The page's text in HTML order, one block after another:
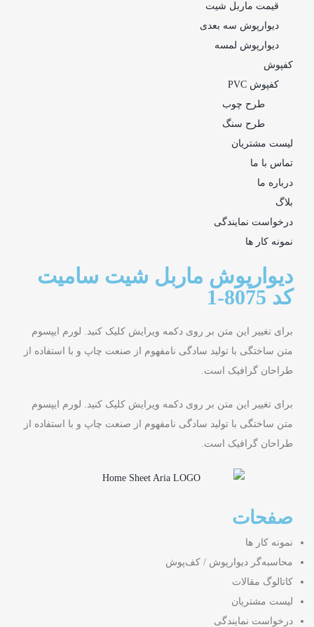
قیمت ماربل شیت
دیوارپوش سه بعدی
دیوارپوش لمسه
کفپوش
کفپوش PVC
طرح چوب
طرح سنگ
لیست مشتریان
تماس با ما
درباره ما
بلاگ
درخواست نمایندگی
نمونه کار ها
دیوارپوش ماربل شیت سامیت
کد 8075-1
برای تغییر این متن بر روی دکمه ویرایش کلیک کنید. لورم ایپسوم
متن ساختگی با تولید سادگی نامفهوم از صنعت چاپ و با استفاده از
طراحان گرافیک است.
برای تغییر این متن بر روی دکمه ویرایش کلیک کنید. لورم ایپسوم
متن ساختگی با تولید سادگی نامفهوم از صنعت چاپ و با استفاده از
طراحان گرافیک است.
صفحات
نمونه کار ها
محاسبه‌گر دیوارپوش / کف‌پوش
کاتالوگ مقالات
لیست مشتریان
درخواست نمایندگی